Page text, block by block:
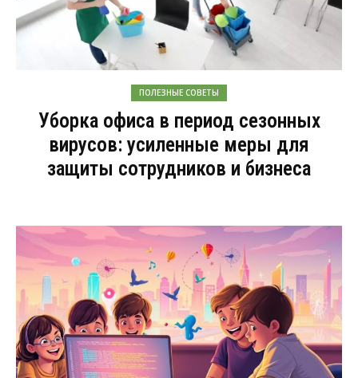
ПОЛЕЗНЫЕ СОВЕТЫ
Уборка офиса в период сезонных
вирусов: усиленные меры для
защиты сотрудников и бизнеса